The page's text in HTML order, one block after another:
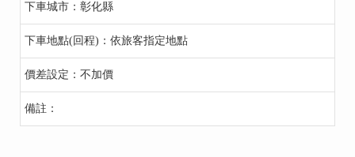
彰化縣
依旅客指定地點
不加價